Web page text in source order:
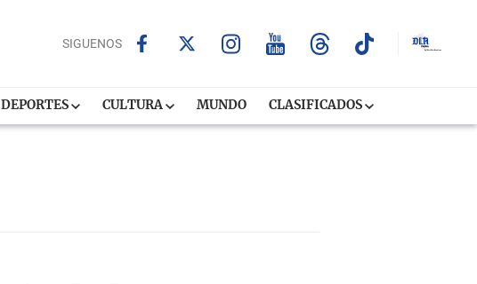
SIGUENOS
DEPORTES CULTURA MUNDO CLASIFICADOS